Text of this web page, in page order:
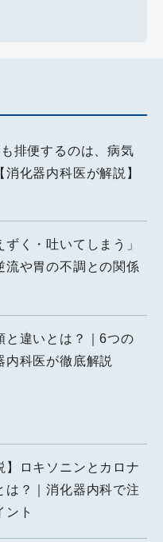
も排便するのは、病気
消化器内科医が解説】
く・吐いてしまう」
流や胃の不調との関係
と違いとは？｜6つの
内科医が徹底解説
】ロキソニンとカロナ
は？｜消化器内科で注
ント